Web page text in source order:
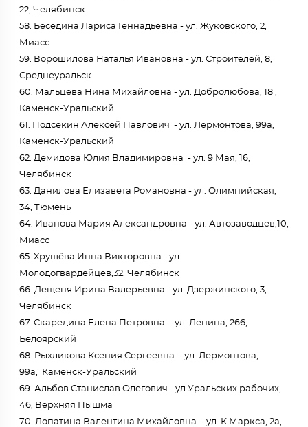
22, Челябинск
58. Беседина Лариса Геннадьевна - ул. Жуковского, 2,
Миасс
59. Ворошилова Наталья Ивановна - ул. Строителей, 8,
Среднеуральск
60. Мальцева Нина Михайловна - ул. Добролюбова, 18 ,
Каменск-Уральский
61. Подсекин Алексей Павлович - ул. Лермонтова, 99а,
Каменск-Уральский
62. Демидова Юлия Владимировна - ул. 9 Мая, 16,
Челябинск
63. Данилова Елизавета Романовна - ул. Олимпийская,
34, Тюмень
64. Иванова Мария Александровна - ул. Автозаводцев,10,
Миасс
65. Хрущёва Инна Викторовна - ул.
Молодогвардейцев,32, Челябинск
66. Дещеня Ирина Валерьевна - ул. Дзержинского, 3,
Челябинск
67. Скаредина Елена Петровна - ул. Ленина, 266,
Белоярский
68. Рыхликова Ксения Сергеевна - ул. Лермонтова,
99а, Каменск-Уральский
69. Альбов Станислав Олегович - ул.Уральских рабочих,
46, Верхняя Пышма
70. Лопатина Валентина Михайловна - ул. К.Маркса, 2а,